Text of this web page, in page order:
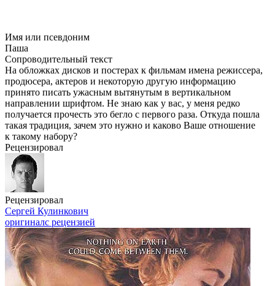
Имя или псевдоним
Паша
Сопроводительный текст
На обложках дисков и постерах к фильмам имена режиссера,
продюсера, актеров и некоторую другую информацию
принято писать ужасным вытянутым в вертикальном
направлении шрифтом. Не знаю как у вас, у меня редко
получается прочесть это бегло с первого раза. Откуда пошла
такая традиция, зачем это нужно и каково Ваше отношение
к такому набору?
Рецензировал
Рецензировал
Сергей Кулинкович
оригиналс рецензией